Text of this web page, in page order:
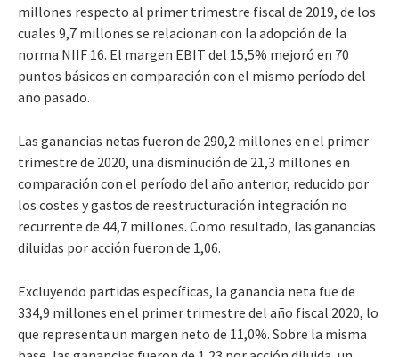
millones respecto al primer trimestre fiscal de 2019, de los
cuales 9,7 millones se relacionan con la adopción de la
norma NIIF 16. El margen EBIT del 15,5% mejoró en 70
puntos básicos en comparación con el mismo período del
año pasado.
Las ganancias netas fueron de 290,2 millones en el primer
trimestre de 2020, una disminución de 21,3 millones en
comparación con el período del año anterior, reducido por
los costes y gastos de reestructuración integración no
recurrente de 44,7 millones. Como resultado, las ganancias
diluidas por acción fueron de 1,06.
Excluyendo partidas específicas, la ganancia neta fue de
334,9 millones en el primer trimestre del año fiscal 2020, lo
que representa un margen neto de 11,0%. Sobre la misma